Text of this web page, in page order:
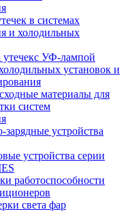
в системах
и холодильных
УФ-лампой
установок и
материалы для
систем
устройства
устройства серии
работоспособности
света фар